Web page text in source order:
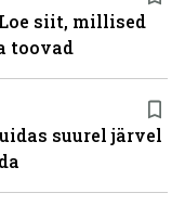
siit, millised
toovad
suurel järvel